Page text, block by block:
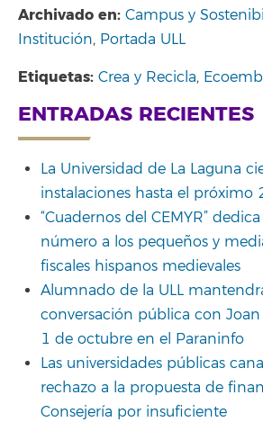
Archivado en: Campus y
Institución, Portada ULL
Etiquetas: Crea y Recicla,
ENTRADAS RECIENTES
La Universidad de La Laguna
instalaciones hasta el próximo
“Cuadernos del CEMYR”
número a los pequeños y
fiscales hispanos medievales
Alumnado de la ULL
conversación pública con Joan
1 de octubre en el Paraninfo
Las universidades públicas
rechazo a la propuesta de
Consejería por insuficiente